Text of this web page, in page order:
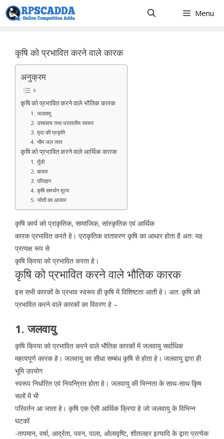
Skip
to
Menu
कृषि को प्रभावित करने वाले कारक
अनुक्रम
कृषि को प्रभावित करने वाले भौतिक कारक
1. जलवायु
2. उच्चावच तथा धरातलीय स्वरूप
3. मृदा की प्रकृति
4. भौम जल स्तर
कृषि को प्रभावित करने वाले आर्थिक कारक
1. पूँजी
2. बाजार
3. परिवहन
4. कृषि समर्थन मूल्य
5. जोतों का आकार
कृषि कार्य को प्राकृतिक, सामाजिक, सांस्कृतिक एवं आर्थिक
कारक प्रभावित करते हे। प्राकृतिक वातावरण कृषि का आधार होता है अत: यह
प्रत्यक्ष रूप से
कृषि क्रिया को प्रभावित करता हे।
कृषि को प्रभावित करने वाले भौतिक कारक
इस सभी कारकों के प्रभाव स्वरूप ही कृषि में विशिष्टता आती हे। अत: कृषि को
प्रभावित करने वाले कारकों का विवरण हे –
1. जलवायु
कृषि क्रिया को प्रभावित करने वाले भौतिक कारकों में जलवायु सर्वाधिक
महत्वपूर्ण कारक हे। जलवायु का सीधा सम्बंध कृषि से होता हे। जलवायु द्वारा ही
भूमि उपयोग
स्वरूप निर्धारित एवं नियन्त्रित होता हे। जलवायु की भिन्नता के साथ-साथ कृिष
सलों में भी
परिवर्तन आ जाता हे। कृषि एक ऐसी आर्थिक क्रिया हे जो जलवायु के विभिन्न
घटकों
-तापमान, वर्षा, आर्द्रता, पवन, पाला, ओलावृष्टि, शीतलहर इत्यादि के द्वारा प्रत्येक